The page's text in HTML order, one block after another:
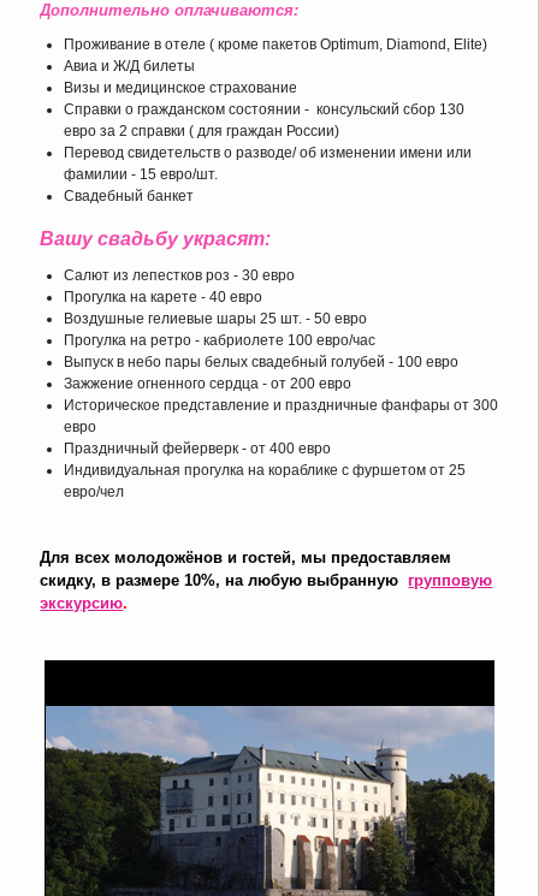
Дополнительно оплачиваются:
Проживание в отеле ( кроме пакетов Optimum, Diamond, Elite)
Авиа и Ж/Д билеты
Визы и медицинское страхование
Справки о гражданском состоянии - консульский сбор 130
евро за 2 справки ( для граждан России)
Перевод свидетельств о разводе/ об изменении имени или
фамилии - 15 евро/шт.
Свадебный банкет
Вашу свадьбу украсят:
Салют из лепестков роз - 30 евро
Прогулка на карете - 40 евро
Воздушные гелиевые шары 25 шт. - 50 евро
Прогулка на ретро - кабриолете 100 евро/час
Выпуск в небо пары белых свадебный голубей - 100 евро
Зажжение огненного сердца - от 200 евро
Историческое представление и праздничные фанфары от 300
евро
Праздничный фейерверк - от 400 евро
Индивидуальная прогулка на кораблике с фуршетом от 25
евро/чел
Для всех молодожёнов и гостей, мы предоставляем
скидку, в размере 10%, на любую выбранную групповую
экскурсию.